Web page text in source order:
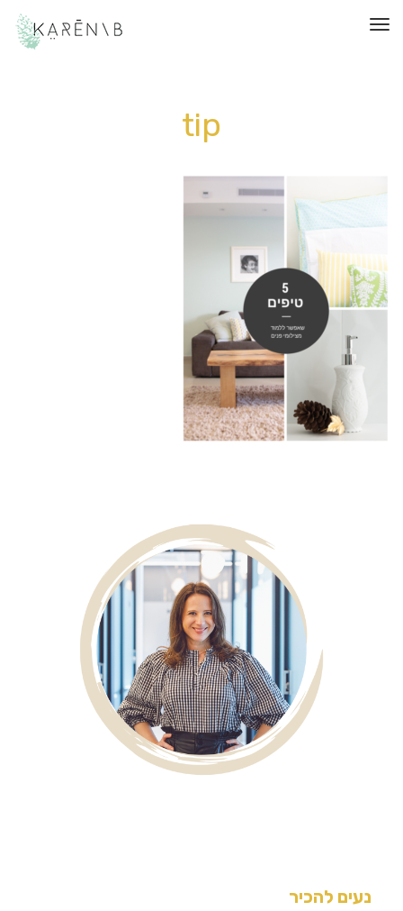
תפריט
tip
נעים להכיר